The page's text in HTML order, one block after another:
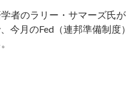
者のラリー・サマーズ氏が
今月のFed（連邦準備制度）
米国利下げで長期金利がむし